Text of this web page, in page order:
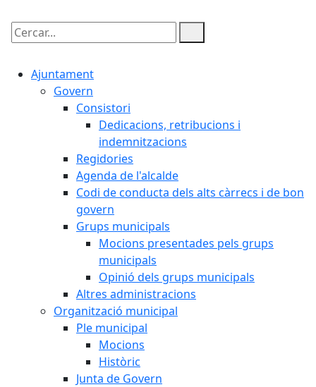
Cercar:
Ajuntament
Govern
Consistori
Dedicacions, retribucions i
indemnitzacions
Regidories
Agenda de l'alcalde
Codi de conducta dels alts càrrecs i de bon
govern
Grups municipals
Mocions presentades pels grups
municipals
Opinió dels grups municipals
Altres administracions
Organització municipal
Ple municipal
Mocions
Històric
Junta de Govern